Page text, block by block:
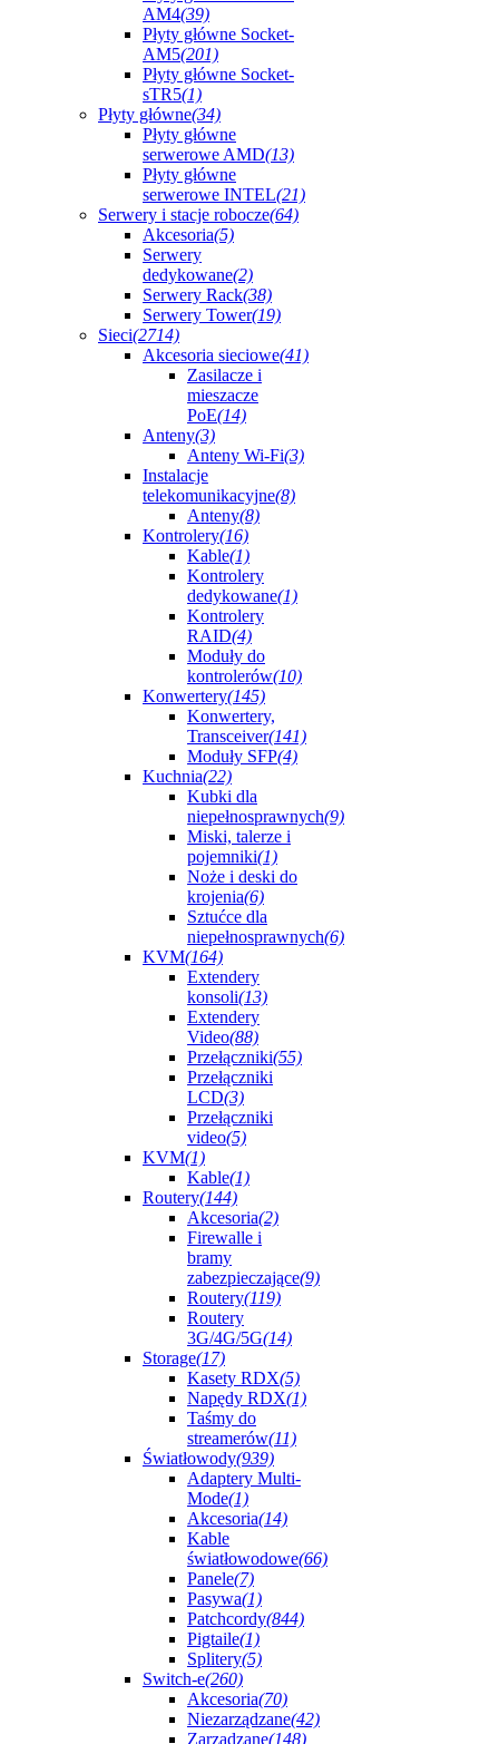
AM4(39)
Płyty główne Socket-
AM5(201)
Płyty główne Socket-
sTR5(1)
Płyty główne(34)
Płyty główne
serwerowe AMD(13)
Płyty główne
serwerowe INTEL(21)
Serwery i stacje robocze(64)
Akcesoria(5)
Serwery
dedykowane(2)
Serwery Rack(38)
Serwery Tower(19)
Sieci(2714)
Akcesoria sieciowe(41)
Zasilacze i
mieszacze
PoE(14)
Anteny(3)
Anteny Wi-Fi(3)
Instalacje
telekomunikacyjne(8)
Anteny(8)
Kontrolery(16)
Kable(1)
Kontrolery
dedykowane(1)
Kontrolery
RAID(4)
Moduły do
kontrolerów(10)
Konwertery(145)
Konwertery,
Transceiver(141)
Moduły SFP(4)
Kuchnia(22)
Kubki dla
niepełnosprawnych(9)
Miski, talerze i
pojemniki(1)
Noże i deski do
krojenia(6)
Sztućce dla
niepełnosprawnych(6)
KVM(164)
Extendery
konsoli(13)
Extendery
Video(88)
Przełączniki(55)
Przełączniki
LCD(3)
Przełączniki
video(5)
KVM(1)
Kable(1)
Routery(144)
Akcesoria(2)
Firewalle i
bramy
zabezpieczające(9)
Routery(119)
Routery
3G/4G/5G(14)
Storage(17)
Kasety RDX(5)
Napędy RDX(1)
Taśmy do
streamerów(11)
Światłowody(939)
Adaptery Multi-
Mode(1)
Akcesoria(14)
Kable
światłowodowe(66)
Panele(7)
Pasywa(1)
Patchcordy(844)
Pigtaile(1)
Splitery(5)
Switch-e(260)
Akcesoria(70)
Niezarządzane(42)
Zarządzane(148)